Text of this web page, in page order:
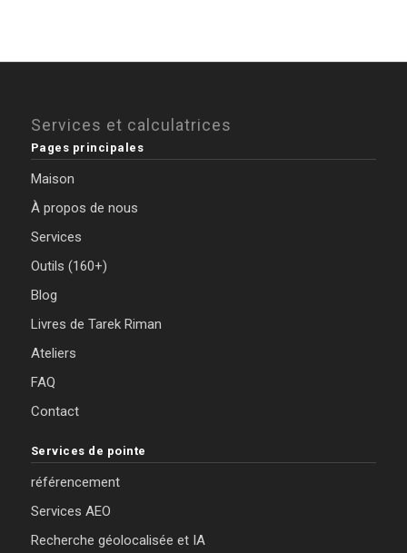
Services et calculatrices
Pages principales
Maison
À propos de nous
Services
Outils (160+)
Blog
Livres de Tarek Riman
Ateliers
FAQ
Contact
Services de pointe
référencement
Services AEO
Recherche géolocalisée et IA